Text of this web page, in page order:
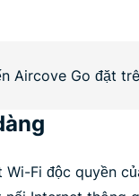
Wi-Fi độc quyền